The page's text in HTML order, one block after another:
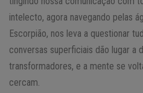
intelecto, agora navegando pelas
Escorpião, nos leva a questionar
conversas superficiais dão lugar a
transformadores, e a mente se
cercam.